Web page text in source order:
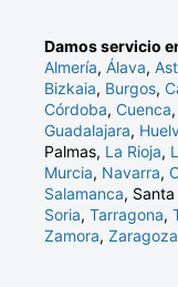
Damos servicio
Almería, Álava,
Bizkaia, Burgos,
Córdoba, Cuenca,
Guadalajara,
Palmas, La Rioja,
Murcia, Navarra,
Salamanca,
Soria, Tarragona,
Zamora, Zaragoza